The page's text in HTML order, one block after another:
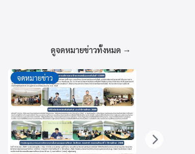
ดูจดหมายข่าวทั้งหมด →
จดหมายข่าว